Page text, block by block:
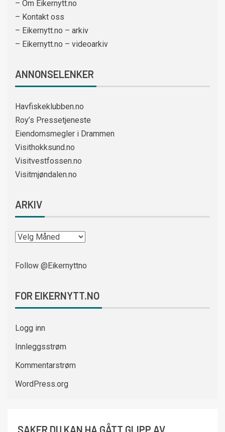
– Om Eikernytt.no
– Kontakt oss
– Eikernytt.no – arkiv
– Eikernytt.no – videoarkiv
ANNONSELENKER
Havfiskeklubben.no
Roy’s Pressetjeneste
Eiendomsmegler i Drammen
Visithokksund.no
Visitvestfossen.no
Visitmjøndalen.no
ARKIV
Follow @Eikernyttno
FOR EIKERNYTT.NO
Logg inn
Innleggsstrøm
Kommentarstrøm
WordPress.org
SAKER DU KAN HA GÅTT GLIPP AV